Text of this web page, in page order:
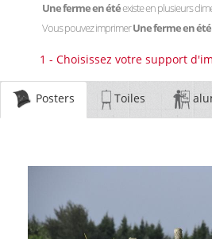
Une ferme en étéexiste en plusieurs
Vous pouvez imprimerUne ferme en été
1 - Choisissez votre support
Posters Toiles